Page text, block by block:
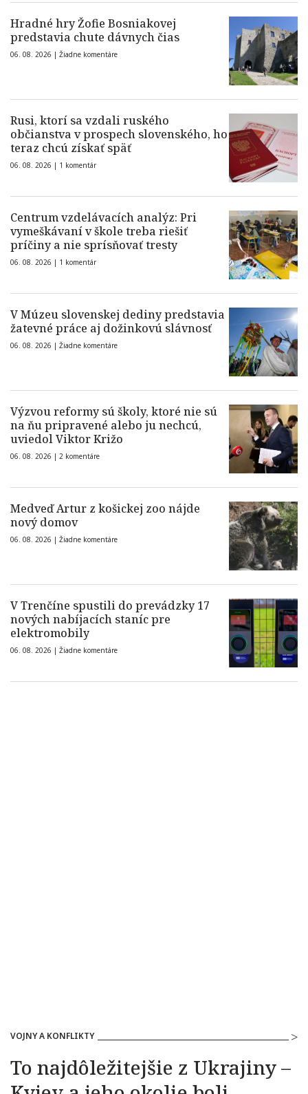
Hradné hry Žofie Bosniakovej
predstavia chute dávnych čias
06. 08. 2026 | Žiadne komentáre
Rusi, ktorí sa vzdali ruského
občianstva v prospech slovenského, ho
teraz chcú získať späť
06. 08. 2026 | 1 komentár
Centrum vzdelávacích analýz: Pri
vymeškávaní v škole treba riešiť
príčiny a nie sprísňovať tresty
06. 08. 2026 | 1 komentár
V Múzeu slovenskej dediny predstavia
žatevné práce aj dožinkovú slávnosť
06. 08. 2026 | Žiadne komentáre
Výzvou reformy sú školy, ktoré nie sú
na ňu pripravené alebo ju nechcú,
uviedol Viktor Križo
06. 08. 2026 | 2 komentáre
Medveď Artur z košickej zoo nájde
nový domov
06. 08. 2026 | Žiadne komentáre
V Trenčíne spustili do prevádzky 17
nových nabíjacích staníc pre
elektromobily
06. 08. 2026 | Žiadne komentáre
VOJNY A KONFLIKTY
To najdôležitejšie z Ukrajiny –